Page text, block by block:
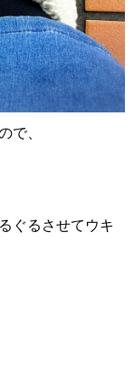
で、
ぐるさせてウキ